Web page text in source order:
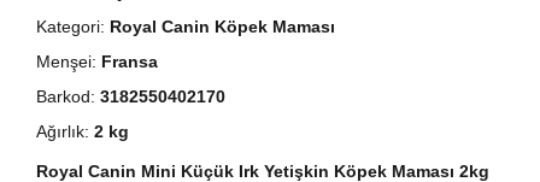
Kategori: Royal Canin Köpek Maması
Menşei: Fransa
Barkod: 3182550402170
Ağırlık: 2 kg
Royal Canin Mini Küçük Irk Yetişkin Köpek Maması 2kg